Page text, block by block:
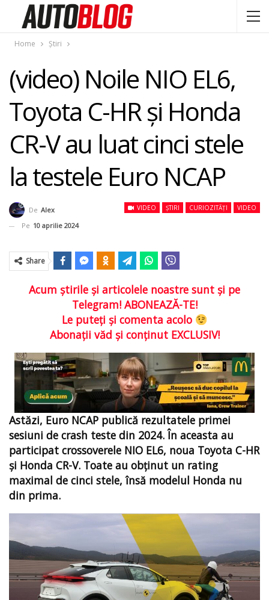
Home Știri
(video) Noile NIO EL6,
Toyota C-HR și Honda
CR-V au luat cinci stele
la testele Euro NCAP
VIDEO ȘTIRI CURIOZITĂȚI VIDEO
De Alex
Pe 10 aprilie 2024
Share
Acum ştirile şi articolele noastre sunt şi pe
Telegram! ABONEAZĂ-TE!
Le puteţi şi comenta acolo
Abonaţii văd şi conţinut EXCLUSIV!
Astăzi, Euro NCAP publică rezultatele primei
sesiuni de crash teste din 2024. În aceasta au
participat crossoverele NIO EL6, noua Toyota C-HR
și Honda CR-V. Toate au obținut un rating
maximal de cinci stele, însă modelul Honda nu
din prima.